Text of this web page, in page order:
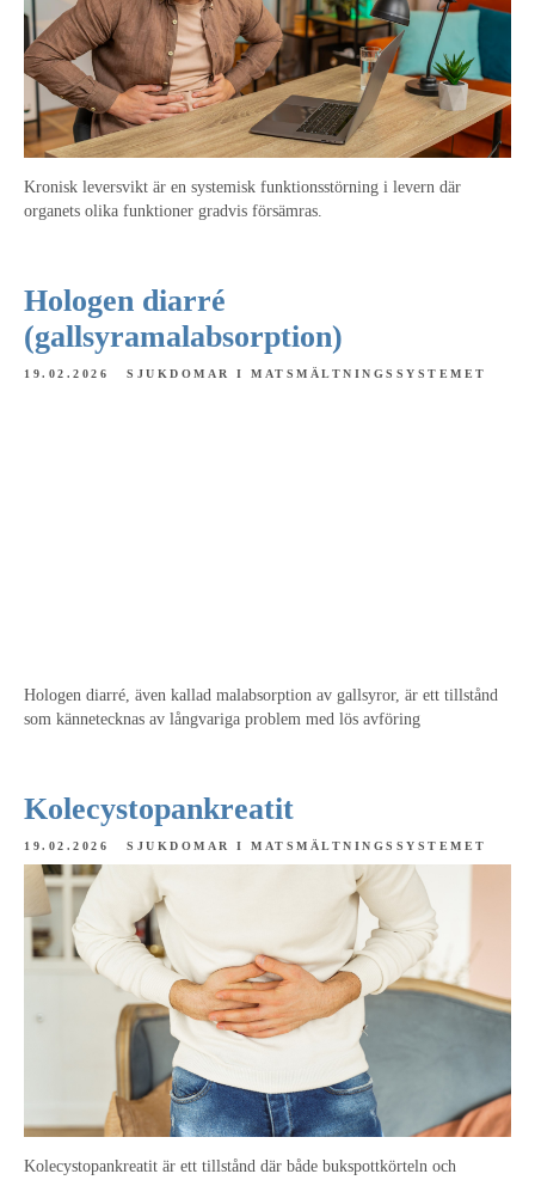
Kronisk leversvikt är en systemisk funktionsstörning i levern där
organets olika funktioner gradvis försämras.
Hologen diarré
(gallsyramalabsorption)
19.02.2026 SJUKDOMAR I MATSMÄLTNINGSSYSTEMET
Hologen diarré, även kallad malabsorption av gallsyror, är ett tillstånd
som kännetecknas av långvariga problem med lös avföring
Kolecystopankreatit
19.02.2026 SJUKDOMAR I MATSMÄLTNINGSSYSTEMET
Kolecystopankreatit är ett tillstånd där både bukspottkörteln och